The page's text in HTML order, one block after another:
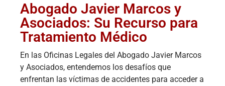
Abogado Javier Marcos y
Asociados: Su Recurso para
Tratamiento Médico
En las Oficinas Legales del Abogado Javier Marcos
y Asociados, entendemos los desafíos que
enfrentan las víctimas de accidentes para acceder a